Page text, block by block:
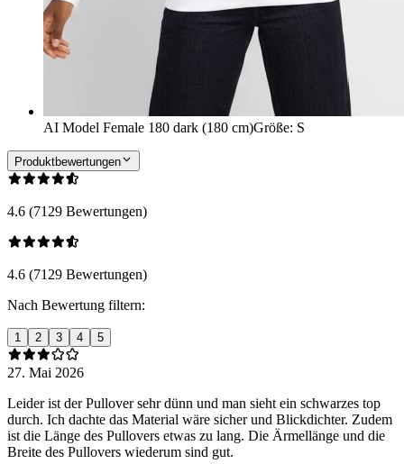
AI Model Female 180 dark (180 cm)Größe: S
Produktbewertungen
4.6 (7129 Bewertungen)
4.6 (7129 Bewertungen)
Nach Bewertung filtern:
1 2 3 4 5
27. Mai 2026
Leider ist der Pullover sehr dünn und man sieht ein schwarzes top
durch. Ich dachte das Material wäre sicher und Blickdichter. Zudem
ist die Länge des Pullovers etwas zu lang. Die Ärmellänge und die
Breite des Pullovers wiederum sind gut.